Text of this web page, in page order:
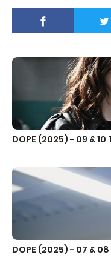
DOPE (2025) - 09 &
DOPE (2025) - 07 &